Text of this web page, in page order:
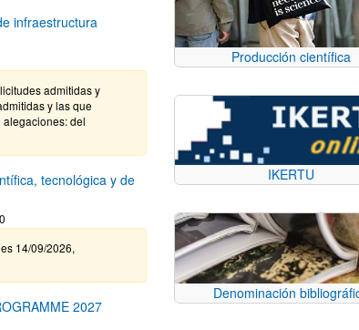
infraestructura
admitidas y
y las que
del
tecnológica y de
14/09/2026,
2027
Producción científica
IKERTU
Denominación